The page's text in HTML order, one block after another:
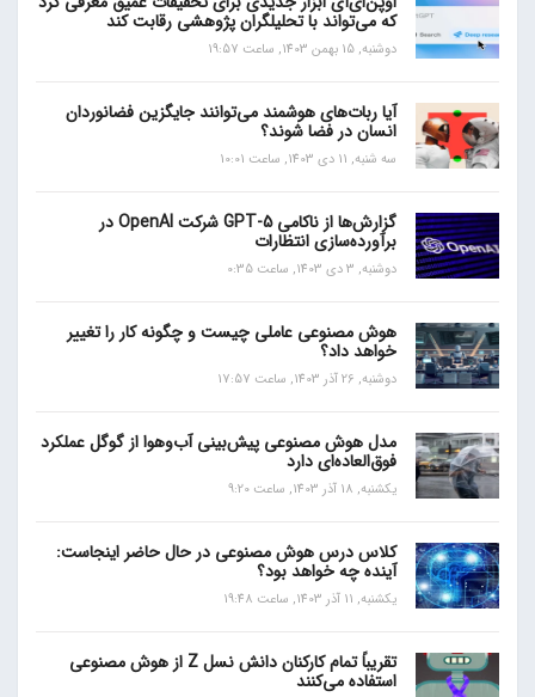
که می‌تواند با تحلیلگران پژوهشی رقابت کند
دوشنبه, 15 بهمن 1403, ساعت 19:57
آیا ربات‌های هوشمند می‌توانند جایگزین فضانوردان
انسان در فضا شوند؟
سه شنبه, 11 دی 1403, ساعت 10:01
گزارش‌ها از ناکامی GPT-5 شرکت OpenAI در
برآورده‌سازی انتظارات
دوشنبه, 3 دی 1403, ساعت 0:35
هوش مصنوعی عاملی چیست و چگونه کار را تغییر
خواهد داد؟
دوشنبه, 26 آذر 1403, ساعت 17:57
مدل هوش مصنوعی پیش‌بینی آب‌و‌هوا از گوگل عملکرد
فوق‌العاده‌ای دارد
یکشنبه, 18 آذر 1403, ساعت 9:20
کلاس درس هوش مصنوعی در حال حاضر اینجاست:
آینده چه خواهد بود؟
یکشنبه, 11 آذر 1403, ساعت 19:48
تقریباً تمام کارکنان دانش نسل Z از هوش مصنوعی
استفاده می‌کنند